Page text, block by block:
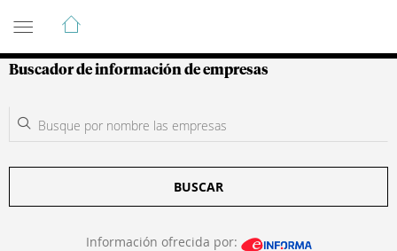
Guía de Empresas Colombianas
Buscador de información de empresas
BUSCAR
Información ofrecida por: